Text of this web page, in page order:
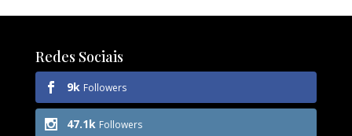
Redes Sociais
9k Followers
47.1k Followers